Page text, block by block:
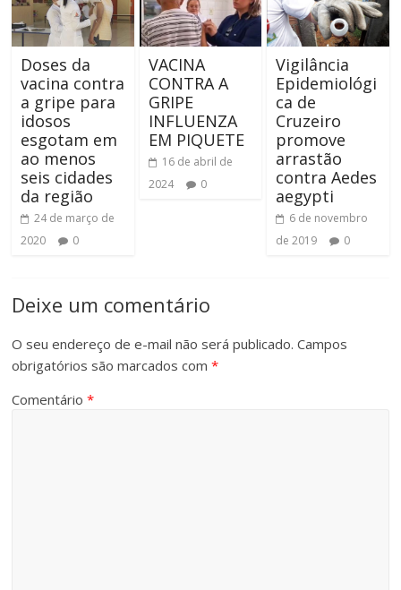
Doses da
vacina contra
a gripe para
idosos
esgotam em
ao menos
seis cidades
da região
24 de março de
2020
0
VACINA
CONTRA A
GRIPE
INFLUENZA
EM PIQUETE
16 de abril de
2024
0
Vigilância
Epidemiológi
ca de
Cruzeiro
promove
arrastão
contra Aedes
aegypti
6 de novembro
de 2019
0
Deixe um comentário
O seu endereço de e-mail não será publicado. Campos
obrigatórios são marcados com*
Comentário*